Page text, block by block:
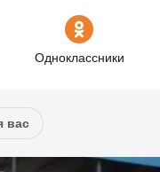
Одноклассники
вас